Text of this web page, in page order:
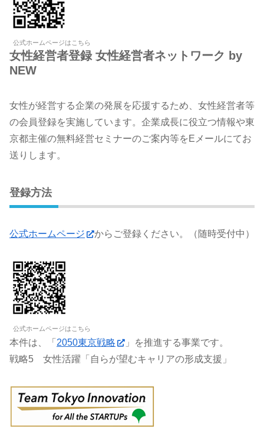
公式ホームページはこちら
女性経営者登録 女性経営者ネットワーク by
NEW
女性が経営する企業の発展を応援するため、女性経営者等
の会員登録を実施しています。企業成長に役立つ情報や東
京都主催の無料経営セミナーのご案内等をEメールにてお
送りします。
登録方法
公式ホームページ からご登録ください。（随時受付中）
公式ホームページはこちら
本件は、「 2050東京戦略
」を推進する事業です。
戦略5 女性活躍「自らが望むキャリアの形成支援」